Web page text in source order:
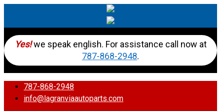
Yes! we speak english. For assistance call now at
787-868-2948.
787-868-2948
info@lagranviaautoparts.com